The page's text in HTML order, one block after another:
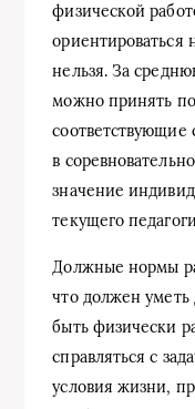
физической
ориентироваться
нельзя. За
можно принять
соответствующие
в
значение
текущего
Должные нормы
что должен уметь
быть физически
справляться с
условия жизни,